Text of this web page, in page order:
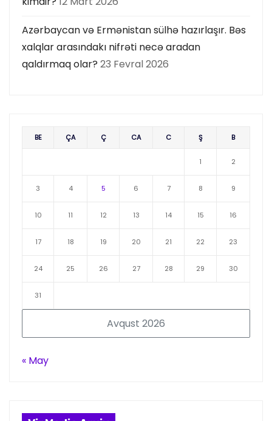
Azərbaycan və Ermənistan sülhə hazırlaşır. Bəs
xalqlar arasındakı nifrəti necə aradan
qaldırmaq olar? 23 Fevral 2026
Avqust 2026
BE ÇA Ç CA C Ş B
1 2
3 4 5 6 7 8 9
10 11 12 13 14 15 16
17 18 19 20 21 22 23
24 25 26 27 28 29 30
31
« May